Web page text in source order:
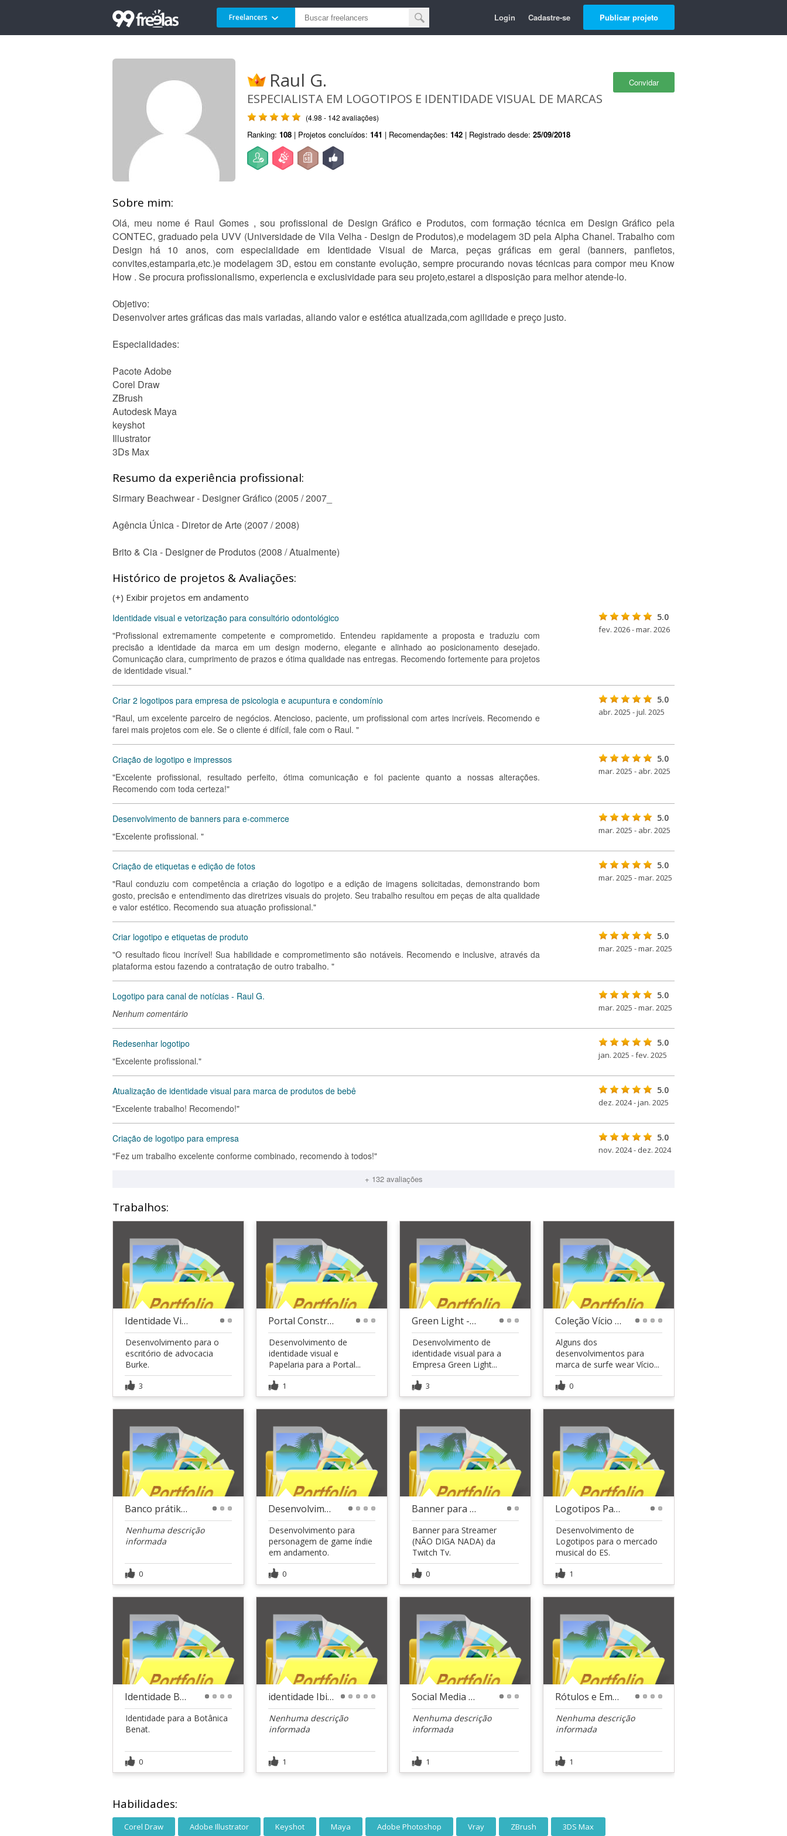
Freelancers Login Cadastre-se Publicar projeto
Convidar
Raul G.
ESPECIALISTA EM LOGOTIPOS E IDENTIDADE VISUAL DE MARCAS
(4.98 - 142 avaliações)
Ranking: 108 | Projetos concluídos: 141 | Recomendações: 142 | Registrado desde: 25/09/2018
Sobre mim:
Olá, meu nome é Raul Gomes , sou profissional de Design Gráfico e Produtos, com formação técnica em Design Gráfico pela
CONTEC, graduado pela UVV (Universidade de Vila Velha - Design de Produtos),e modelagem 3D pela Alpha Chanel. Trabalho com
Design há 10 anos, com especialidade em Identidade Visual de Marca, peças gráficas em geral (banners, panfletos,
convites,estamparia,etc.)e modelagem 3D, estou em constante evolução, sempre procurando novas técnicas para compor meu Know
How . Se procura profissionalismo, experiencia e exclusividade para seu projeto,estarei a disposição para melhor atende-lo.
Objetivo:
Desenvolver artes gráficas das mais variadas, aliando valor e estética atualizada,com agilidade e preço justo.
Especialidades:
Pacote Adobe
Corel Draw
ZBrush
Autodesk Maya
keyshot
Illustrator
3Ds Max
Resumo da experiência profissional:
Sirmary Beachwear - Designer Gráfico (2005 / 2007_
Agência Única - Diretor de Arte (2007 / 2008)
Brito & Cia - Designer de Produtos (2008 / Atualmente)
Histórico de projetos & Avaliações:
(+) Exibir projetos em andamento
Identidade visual e vetorização para consultório odontológico
"Profissional extremamente competente e comprometido. Entendeu rapidamente a proposta e traduziu com
precisão a identidade da marca em um design moderno, elegante e alinhado ao posicionamento desejado.
Comunicação clara, cumprimento de prazos e ótima qualidade nas entregas. Recomendo fortemente para projetos
de identidade visual."
5.0
fev. 2026 - mar. 2026
Criar 2 logotipos para empresa de psicologia e acupuntura e condomínio
"Raul, um excelente parceiro de negócios. Atencioso, paciente, um profissional com artes incríveis. Recomendo e
farei mais projetos com ele. Se o cliente é difícil, fale com o Raul. "
5.0
abr. 2025 - jul. 2025
Criação de logotipo e impressos
"Excelente profissional, resultado perfeito, ótima comunicação e foi paciente quanto a nossas alterações.
Recomendo com toda certeza!"
5.0
mar. 2025 - abr. 2025
Desenvolvimento de banners para e-commerce
"Excelente profissional. "
5.0
mar. 2025 - abr. 2025
Criação de etiquetas e edição de fotos
"Raul conduziu com competência a criação do logotipo e a edição de imagens solicitadas, demonstrando bom
gosto, precisão e entendimento das diretrizes visuais do projeto. Seu trabalho resultou em peças de alta qualidade
e valor estético. Recomendo sua atuação profissional."
5.0
mar. 2025 - mar. 2025
Criar logotipo e etiquetas de produto
"O resultado ficou incrível! Sua habilidade e comprometimento são notáveis. Recomendo e inclusive, através da
plataforma estou fazendo a contratação de outro trabalho. "
5.0
mar. 2025 - mar. 2025
Logotipo para canal de notícias - Raul G.
Nenhum comentário
5.0
mar. 2025 - mar. 2025
Redesenhar logotipo
"Excelente profissional."
5.0
jan. 2025 - fev. 2025
Atualização de identidade visual para marca de produtos de bebê
"Excelente trabalho! Recomendo!"
5.0
dez. 2024 - jan. 2025
Criação de logotipo para empresa
"Fez um trabalho excelente conforme combinado, recomendo à todos!"
5.0
nov. 2024 - dez. 2024
+ 132 avaliações
Trabalhos:
Identidade Visual - Burke Advogados
Desenvolvimento para o
escritório de advocacia
Burke.
3
Portal Construtora
Desenvolvimento de
identidade visual e
Papelaria para a Portal...
1
Green Light - resumo
Desenvolvimento de
identidade visual para a
Empresa Green Light...
3
Coleção Vício Dágua
Alguns dos
desenvolvimentos para
marca de surfe wear Vício...
0
Banco prátiko - Concurso nacional Toc Stok
Nenhuma descrição
informada
0
Desenvolvimento personagem para games
Desenvolvimento para
personagem de game índie
em andamento.
0
Banner para streamer
Banner para Streamer
(NÃO DIGA NADA) da
Twitch Tv.
0
Logotipos Para O mercado Musical Capixaba
Desenvolvimento de
Logotipos para o mercado
musical do ES.
1
Identidade Benat
Identidade para a Botânica
Benat.
0
identidade Ibiza
Nenhuma descrição
informada
1
Social Media - Capa Facebook
Nenhuma descrição
informada
1
Rótulos e Embalagens
Nenhuma descrição
informada
1
Habilidades:
Corel Draw Adobe Illustrator Keyshot Maya Adobe Photoshop Vray ZBrush 3DS Max